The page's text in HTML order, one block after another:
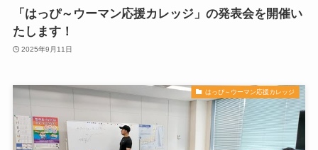
「はっぴ～ウーマン応援カレッジ」の発表会を開催い
たします！
2025年9月11日
はっぴ～ウーマン応援カレッジ